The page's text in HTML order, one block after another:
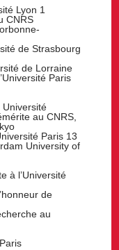
Lyon 1
CNRS
de Strasbourg
de Lorraine
Paris
au CNRS,
Paris 13
University of
à l’Université
de
au